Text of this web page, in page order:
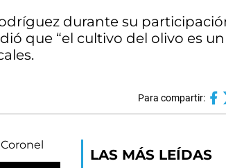
durante su
que “el cultivo del olivo es
Para compartir:
LAS MÁS LEÍDAS